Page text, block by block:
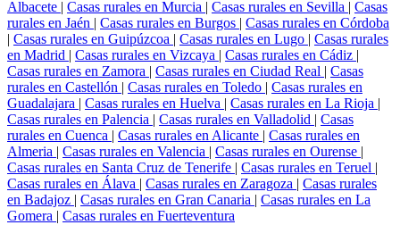
Albacete | Casas rurales en Murcia | Casas rurales en Sevilla | Casas
rurales en Jaén | Casas rurales en Burgos | Casas rurales en Córdoba
| Casas rurales en Guipúzcoa | Casas rurales en Lugo | Casas rurales
en Madrid | Casas rurales en Vizcaya | Casas rurales en Cádiz |
Casas rurales en Zamora | Casas rurales en Ciudad Real | Casas
rurales en Castellón | Casas rurales en Toledo | Casas rurales en
Guadalajara | Casas rurales en Huelva | Casas rurales en La Rioja |
Casas rurales en Palencia | Casas rurales en Valladolid | Casas
rurales en Cuenca | Casas rurales en Alicante | Casas rurales en
Almeria | Casas rurales en Valencia | Casas rurales en Ourense |
Casas rurales en Santa Cruz de Tenerife | Casas rurales en Teruel |
Casas rurales en Álava | Casas rurales en Zaragoza | Casas rurales
en Badajoz | Casas rurales en Gran Canaria | Casas rurales en La
Gomera | Casas rurales en Fuerteventura